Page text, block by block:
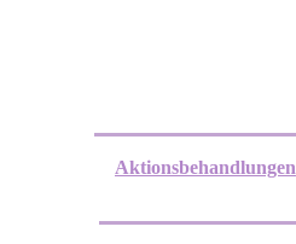
Aktionsbehandlungen